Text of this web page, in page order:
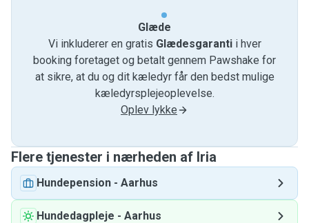
Glæde
Vi inkluderer en gratis Glædesgarantii hver
booking foretaget og betalt gennem Pawshake for
at sikre, at du og dit kæledyr får den bedst mulige
kæledyrsplejeoplevelse.
Oplev lykke
Flere tjenester i nærheden af ​​Iria
Hundepension - Aarhus
Hundedagpleje - Aarhus